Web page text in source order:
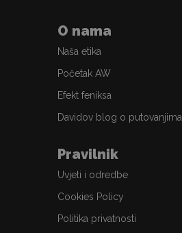
O nama
Naša etika
Početak AW
Efekt feniksa
Davidov blog o putovanjima
Pravilnik
Uvjeti i odredbe
Cookies Policy
Politika privatnosti